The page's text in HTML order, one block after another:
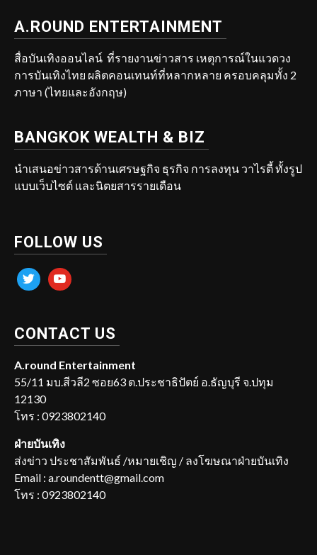
A.ROUND ENTERTAINMENT
สื่อบันเทิงออนไลน์ ที่รายงานข่าวสาร เหตุการณ์ในแวดวง
การบันเทิงไทย ผลิตคอนเทนท์ที่หลากหลาย ครอบคลุมทั้ง 2
ภาษา (ไทยและอังกฤษ)
BANGKOK WEALTH & BIZ
นำเสนอข่าวสารด้านเศรษฐกิจ ธุรกิจ การลงทุน วาไรตี้ ทั้งรูป
แบบเว็บไซต์ และนิตยสารรายเดือน
FOLLOW US
twitter youtube
CONTACT US
A.round Entertainment
55/11 มบ.สีวลี2 ซอย63 ต.ประชาธิปัตย์ อ.ธัญบุรี จ.ปทุม
12130
โทร : 0923802140
ฝ่ายบันเทิง
ส่งข่าว ประชาสัมพันธ์ /หมายเชิญ / ลงโฆษณาฝ่ายบันเทิง
Email : a.roundentt@gmail.com
โทร : 0923802140